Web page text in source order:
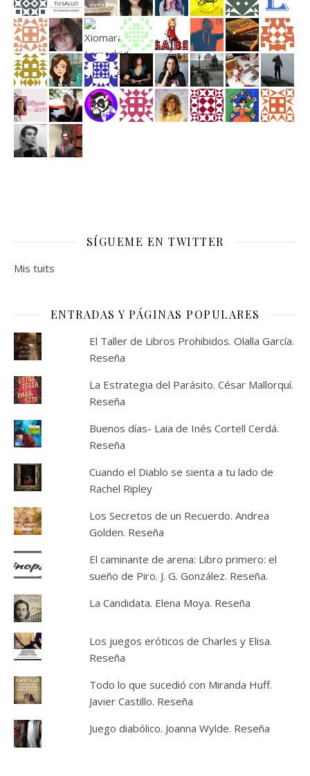
SÍGUEME EN TWITTER
Mis tuits
ENTRADAS Y PÁGINAS POPULARES
El Taller de Libros Prohibidos. Olalla García.
Reseña
La Estrategia del Parásito. César Mallorquí.
Reseña
Buenos días- Laia de Inés Cortell Cerdá.
Reseña
Cuando el Diablo se sienta a tu lado de
Rachel Ripley
Los Secretos de un Recuerdo. Andrea
Golden. Reseña
El caminante de arena: Libro primero: el
sueño de Piro. J. G. González. Reseña.
La Candidata. Elena Moya. Reseña
Los juegos eróticos de Charles y Elisa.
Reseña
Todo lo que sucedió con Miranda Huff.
Javier Castillo. Reseña
Juego diabólico. Joanna Wylde. Reseña